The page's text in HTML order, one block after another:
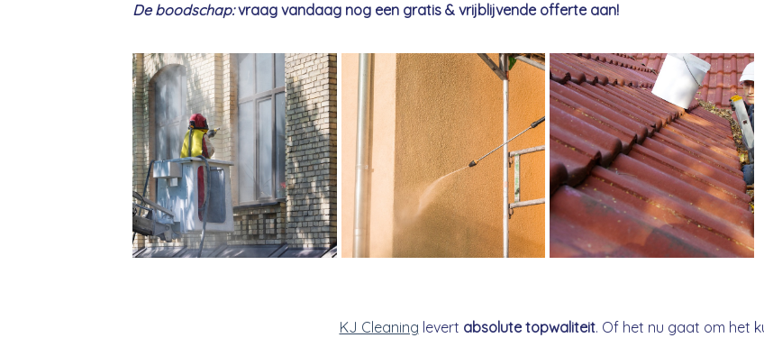
De boodschap:vraag vandaag nog een gratis & vrijblijvende offerte aan!
KJ Cleaning levert absolute topwaliteit. Of het nu gaat om het